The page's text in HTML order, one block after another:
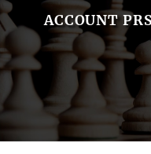
ACCOUNT